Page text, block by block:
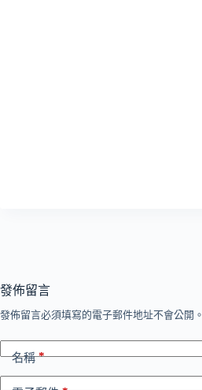
發佈留言
發佈留言必須填寫的電子郵件地址不會公開。
名稱*